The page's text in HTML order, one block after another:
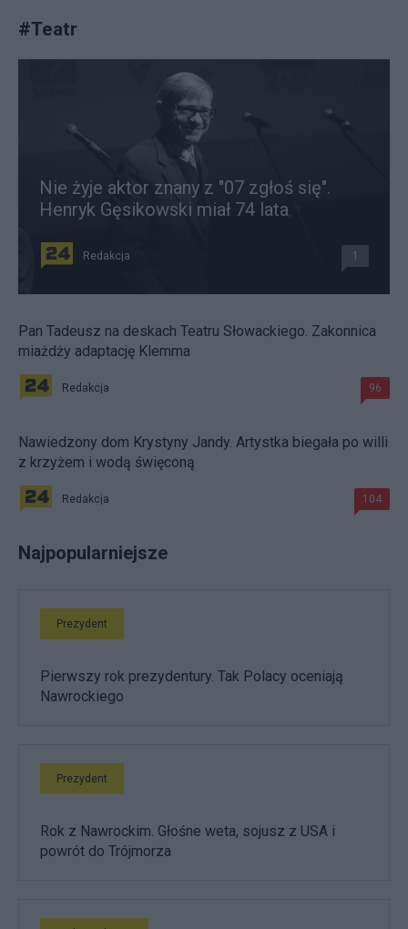
#Teatr
Nie żyje aktor znany z "07 zgłoś się".
Henryk Gęsikowski miał 74 lata
Redakcja 1
Pan Tadeusz na deskach Teatru Słowackiego. Zakonnica
miażdży adaptację Klemma
Redakcja 96
Nawiedzony dom Krystyny Jandy. Artystka biegała po willi
z krzyżem i wodą święconą
Redakcja 104
Najpopularniejsze
Prezydent
Pierwszy rok prezydentury. Tak Polacy oceniają
Nawrockiego
Prezydent
Rok z Nawrockim. Głośne weta, sojusz z USA i
powrót do Trójmorza